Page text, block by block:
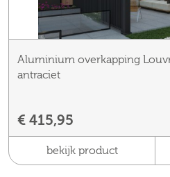
Aluminium overkapping
antraciet
€ 415,95
bekijk product